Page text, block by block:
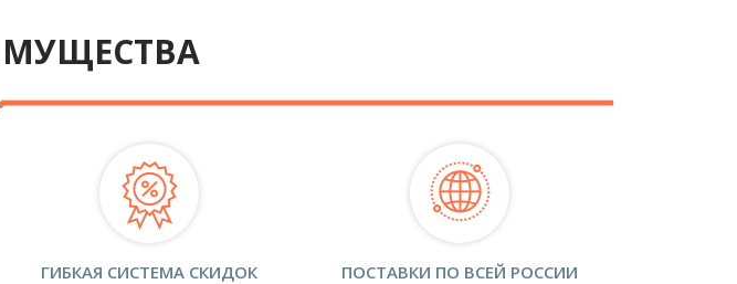
ГИБКАЯ СИСТЕМА СКИДОК ПОСТАВКИ ПО ВСЕЙ РОССИИ